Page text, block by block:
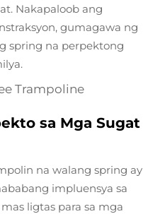
Nakapaloob ang
gumagawa ng
spring na perpektong
sa Mga Sugat
na walang spring ay
impluensya sa
ligtas para sa mga